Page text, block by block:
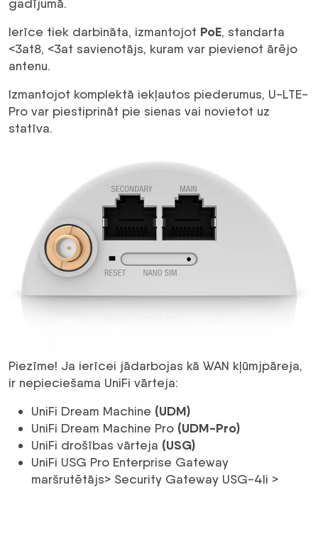
Ierīce tiek darbināta, izmantojot PoE, standarta
<3at8, <3at savienotājs, kuram var pievienot ārējo
antenu.
Izmantojot komplektā iekļautos piederumus, U-LTE-
Pro var piestiprināt pie sienas vai novietot uz
statīva.
Piezīme! Ja ierīcei jādarbojas kā WAN kļūmjpāreja,
ir nepieciešama UniFi vārteja:
UniFi Dream Machine (UDM)
UniFi Dream Machine Pro (UDM-Pro)
UniFi drošības vārteja (USG)
UniFi USG Pro Enterprise Gateway
maršrutētājs> Security Gateway USG-4li >